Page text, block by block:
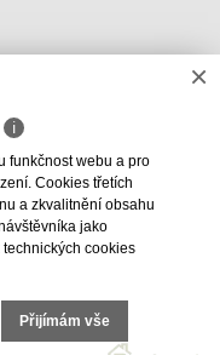
×
ℹ
funkčnost webu a pro
Cookies třetích
a zkvalitnění obsahu
jako
cookies
Přijímám vše